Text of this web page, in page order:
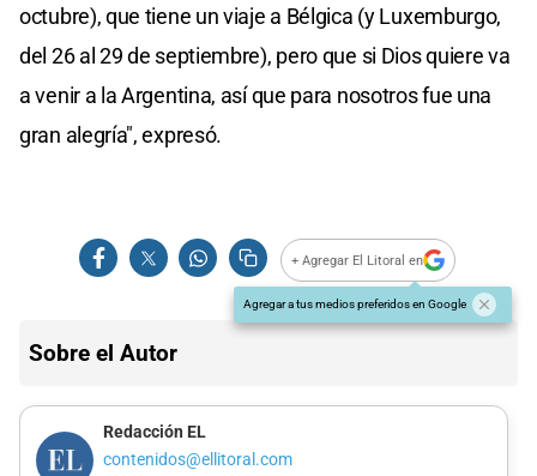
octubre), que tiene un viaje a Bélgica (y Luxemburgo,
del 26 al 29 de septiembre), pero que si Dios quiere va
a venir a la Argentina, así que para nosotros fue una
gran alegría", expresó.
+ Agregar El Litoral en
Agregar a tus medios preferidos en Google
Sobre el Autor
Redacción EL
contenidos@ellitoral.com